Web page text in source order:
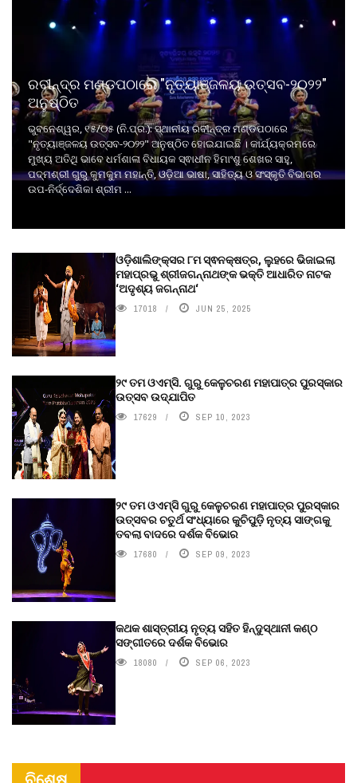
ରବୀନ୍ଦ୍ର ମଣ୍ଡପଠାରେ "ନୃତ୍ୟାଞ୍ଜଳୟ ଉତ୍ସବ-୨୦୨୨"
ଅନୁଷ୍ଠିତ
ଭୁବନେଶ୍ୱର, ୧୫/୦୫ (ନି.ପ୍ର.): ସ୍ଥାନୀୟ ରବୀନ୍ଦ୍ର ମଣ୍ଡପଠାରେ
"ନୃତ୍ୟାଞ୍ଜଳୟ ଉତ୍ସବ-୨୦୨୨" ଅନୁଷ୍ଠିତ ହୋଇଯାଇଛି । କାର୍ଯ୍ୟକ୍ରମରେ
ମୁଖ୍ୟ ଅତିଥି ଭାବେ ଧର୍ମଶାଳା ବିଧାୟକ ସ୍ଵାଧୀନ ହିମାଂଶୁ ଶେଖର ସାହୁ,
ପଦ୍ମଶ୍ରୀ ଗୁରୁ କୁମକୁମ ମହାନ୍ତି, ଓଡ଼ିଆ ଭାଷା, ସାହିତ୍ୟ ଓ ସଂସ୍କୃତି ବିଭାଗର
ଉପ-ନିର୍ଦ୍ଦେଶିକା ଶ୍ରୀମ ...
ଓଡ଼ିଶାଲିଙ୍କ୍ସର ୮ମ ସ୍ଵନକ୍ଷତ୍ର, ଲୁହରେ ଭିଜାଇଲା
ମହାପ୍ରଭୁ ଶ୍ରୀଜଗନ୍ନାଥଙ୍କ ଭକ୍ତି ଆଧାରିତ ନାଟକ
‘ଅଦୃଶ୍ୟ ଜଗନ୍ନାଥ‘
17018 JUN 25, 2025
୨୯ ତମ ଓଏମ୍‌ସି. ଗୁରୁ କେଳୁଚରଣ ମହାପାତ୍ର ପୁରସ୍କାର
ଉତ୍ସବ ଉଦ୍‍ଯାପିତ
17629 SEP 10, 2023
୨୯ ତମ ଓଏମ୍‌ସି ଗୁରୁ କେଳୁଚରଣ ମହାପାତ୍ର ପୁରସ୍କାର
ଉତ୍ସବର ଚତୁର୍ଥ ସଂଧ୍ୟାରେ କୁଚିପୁଡ଼ି ନୃତ୍ୟ ସାଙ୍ଗକୁ
ତବଲା ବାଦରେ ଦର୍ଶକ ବିଭୋର
17680 SEP 09, 2023
କଥକ ଶାସ୍ତ୍ରୀୟ ନୃତ୍ୟ ସହିତ ହିନ୍ଦୁସ୍ଥାନୀ କଣ୍ଠ
ସଙ୍ଗୀତରେ ଦର୍ଶକ ବିଭୋର
18080 SEP 06, 2023